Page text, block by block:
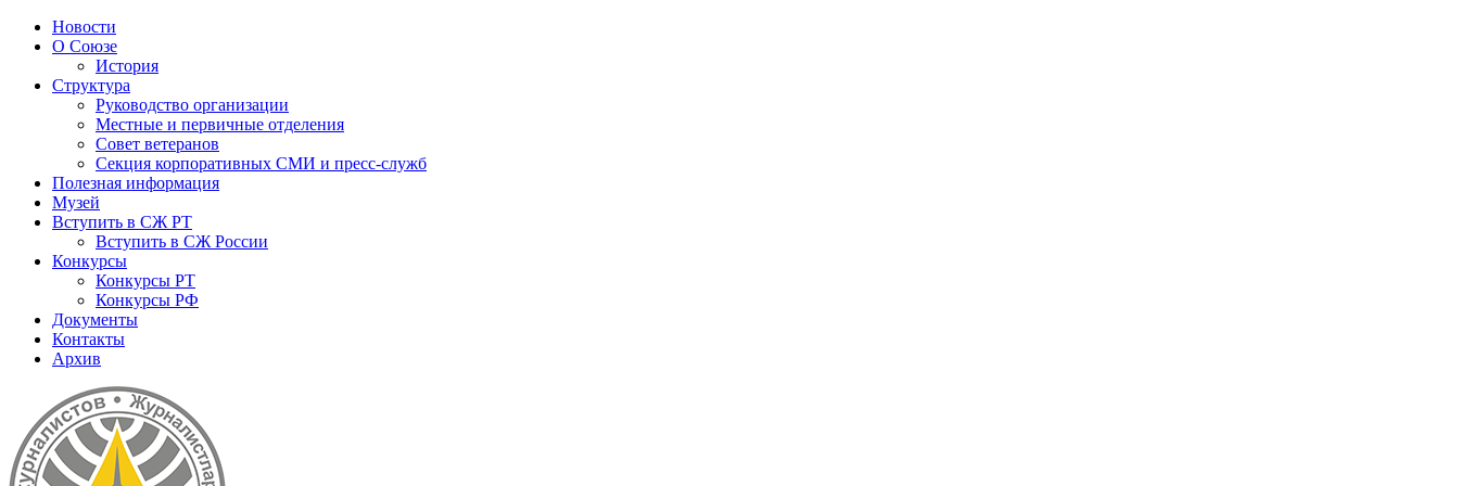
Новости
О Союзе
История
Структура
Руководство организации
Местные и первичные отделения
Совет ветеранов
Секция корпоративных СМИ и пресс-служб
Полезная информация
Музей
Вступить в СЖ РТ
Вступить в СЖ России
Конкурсы
Конкурсы РТ
Конкурсы РФ
Документы
Контакты
Архив